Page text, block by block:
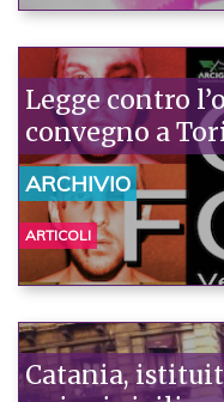
Legge contro
convegno a
ARCHIVIO
ARTICOLI
Catania,